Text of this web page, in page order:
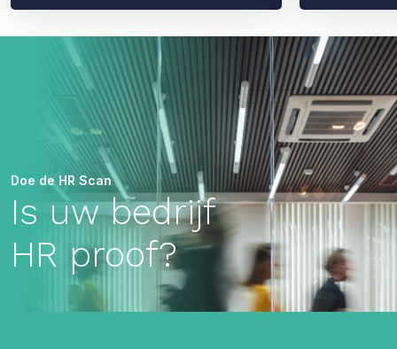
Doe de HR Scan
Is uw bedrijf
HR proof?